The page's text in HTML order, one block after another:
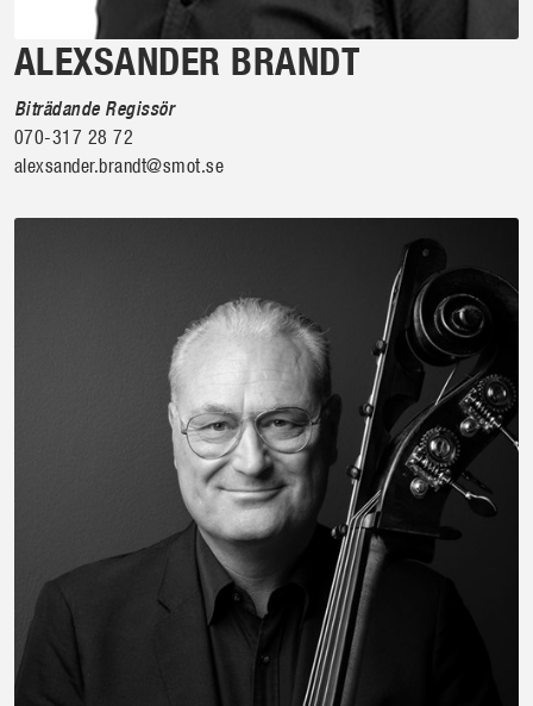
ALEXSANDER BRANDT
Biträdande Regissör
070-317 28 72
alexsander.brandt@smot.se